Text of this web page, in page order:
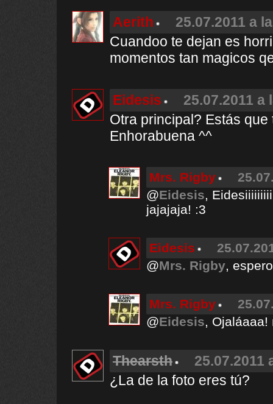
Aerith
25.07.2011 a
Cuandoo te dejan es
momentos tan magicos
Eidesis
25.07.2011 a
Otra principal? Estás
Enhorabuena ^^
Mrs. Rigby
@Eidesis,
jajajaja! :3
Eidesis
@Mrs. Rigby,
Mrs. Rigby
@Eidesis, Ojaláaaa!
Thearsth
25.07.2011
¿La de la foto eres tú?